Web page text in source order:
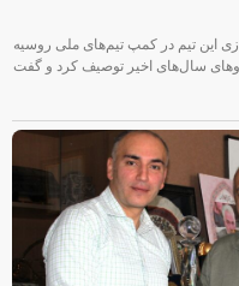
این تیم در کمپ تیم‌های ملی روسیه
سال‌های اخیر توصیف کرد و گفت